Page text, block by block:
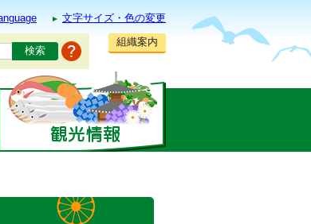
文字サイズ・色の変更
組織案内